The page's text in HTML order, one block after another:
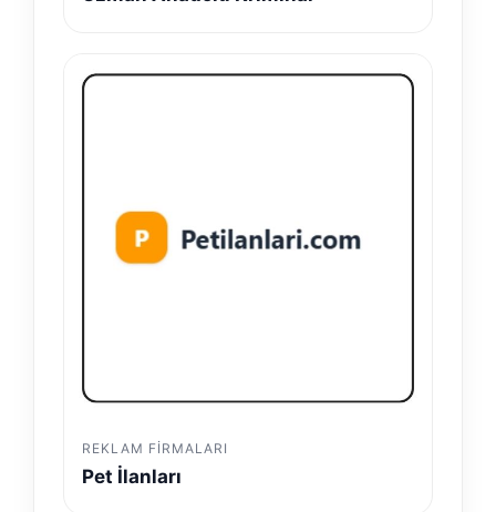
REKLAM FIRMALARI
Pet İlanları